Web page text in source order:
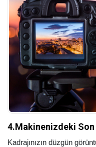
4.Makinenizdeki
Kadrajınızın düzgün